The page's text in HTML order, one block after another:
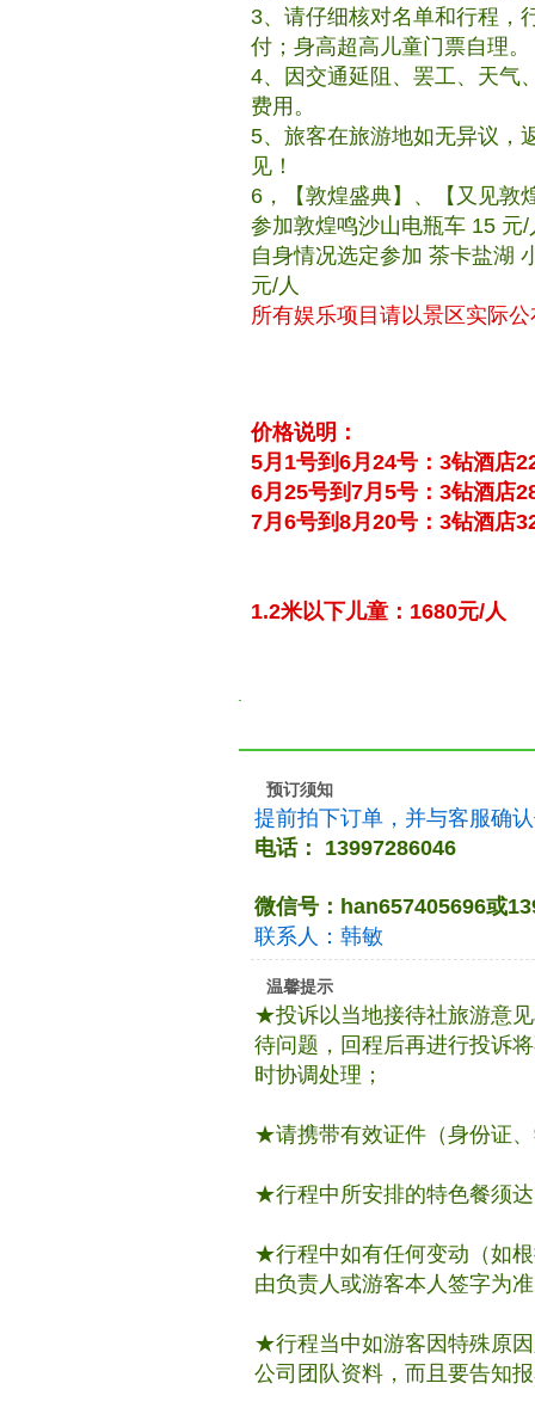
3、请仔细核对名单和行程，
付；身高超高儿童门票自理。
4、因交通延阻、罢工、天气
费用。
5、旅客在旅游地如无异议，
见！
6，【敦煌盛典】、【又见敦
参加敦煌鸣沙山电瓶车 15 元
自身情况选定参加 茶卡盐湖
元/人
所有娱乐项目请以景区实际
价格说明：
5月1号到6月24号：3钻酒店
6月25号到7月5号：3钻酒店
7月6号到8月20号：3钻酒店
1.2米以下儿童：1680元/人
预订须知
提前拍下订单，并与客服确
电话： 13997286046
微信号：han657405696或
联系人：韩敏
温馨提示
★投诉以当地接待社旅游意
待问题，回程后再进行投诉
时协调处理；
★请携带有效证件（身份证
★行程中所安排的特色餐须
★行程中如有任何变动（如
由负责人或游客本人签字为
★行程当中如游客因特殊原
公司团队资料，而且要告知